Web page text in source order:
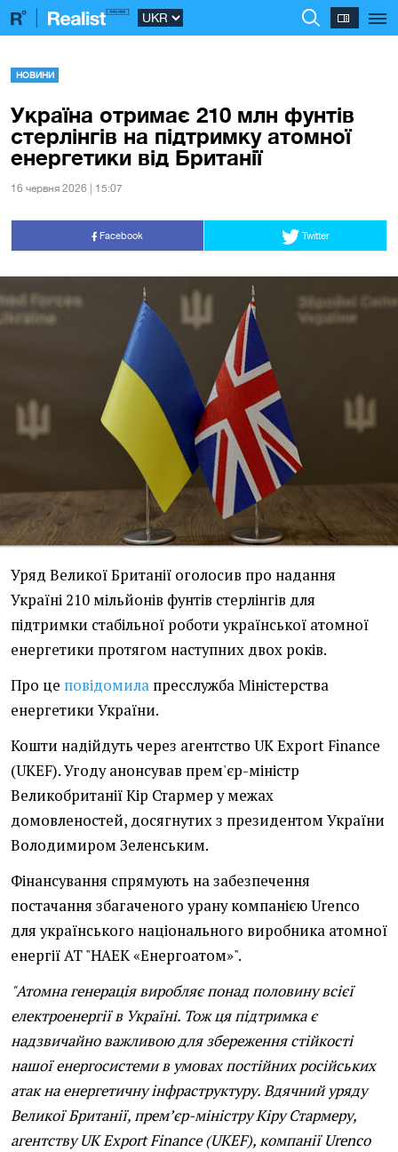
НОВИНИ
Україна отримає 210 млн фунтів
стерлінгів на підтримку атомної
енергетики від Британії
16 червня 2026 | 15:07
Facebook Twitter
Уряд Великої Британії оголосив про надання
Україні 210 мільйонів фунтів стерлінгів для
підтримки стабільної роботи української атомної
енергетики протягом наступних двох років.
Про це повідомила пресслужба Міністерства
енергетики України.
Кошти надійдуть через агентство UK Export Finance
(UKEF). Угоду анонсував прем'єр-міністр
Великобританії Кір Стармер у межах
домовленостей, досягнутих з президентом України
Володимиром Зеленським.
Фінансування спрямують на забезпечення
постачання збагаченого урану компанією Urenco
для українського національного виробника атомної
енергії АТ "НАЕК «Енергоатом»".
"Атомна генерація виробляє понад половину всієї
електроенергії в Україні. Тож ця підтримка є
надзвичайно важливою для збереження стійкості
нашої енергосистеми в умовах постійних російських
атак на енергетичну інфраструктуру. Вдячний уряду
Великої Британії, прем’єр-міністру Кіру Стармеру,
агентству UK Export Finance (UKEF), компанії Urenco